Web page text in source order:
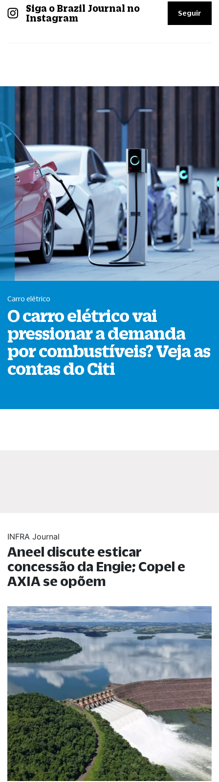
Siga o Brazil Journal no
Instagram
Seguir
Carro elétrico
O carro elétrico vai
pressionar a demanda
por combustíveis? Veja as
contas do Citi
INFRA Journal
Aneel discute esticar
concessão da Engie; Copel e
AXIA se opõem